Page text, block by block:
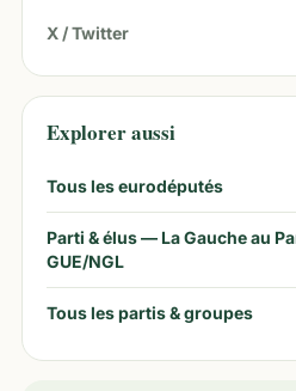
X / Twitter
Explorer aussi
Tous les eurodéputés
Parti & élus — La Gauche au
GUE/NGL
Tous les partis & groupes